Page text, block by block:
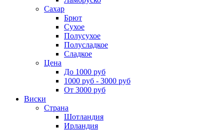
Сахар
Брют
Сухое
Полусухое
Полусладкое
Сладкое
Цена
До 1000 руб
1000 руб - 3000 руб
От 3000 руб
Виски
Страна
Шотландия
Ирландия